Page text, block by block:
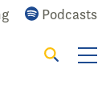
Podcasts
Zoeken